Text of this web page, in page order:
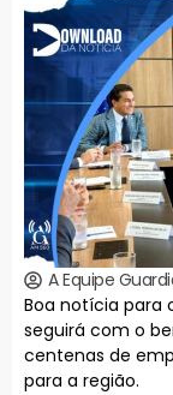
A Equipe
Boa notícia para
seguirá com o
centenas de
para a região.